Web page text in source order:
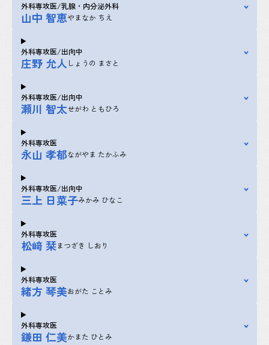
外科専攻医/乳腺・内分泌外科
山中 智恵やまなか ちえ
外科専攻医/出向中
庄野 允人 しょうの まさと
外科専攻医/出向中
瀬川 智太せがわ ともひろ
外科専攻医
永山 孝郁ながやま たかふみ
外科専攻医/出向中
三上 日菜子みかみ ひなこ
外科専攻医
松﨑 栞まつざき しおり
外科専攻医
緒方 琴美おがた ことみ
外科専攻医
鎌田 仁美かまた ひとみ